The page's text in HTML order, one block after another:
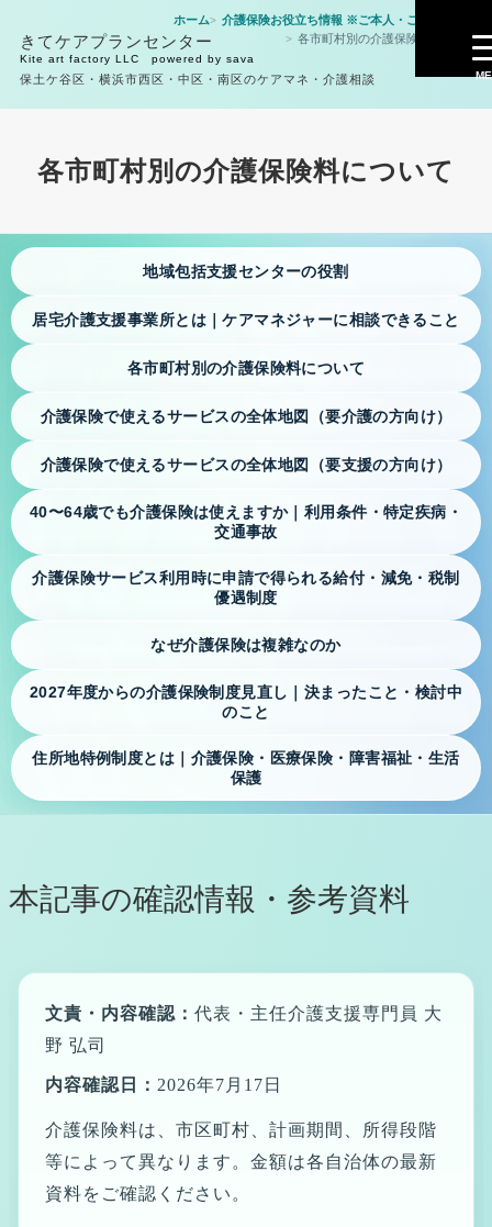
きてケアプランセンター
Kite art factory LLC powered by sava
保土ケ谷区・横浜市西区・中区・南区のケアマネ・介護相談
各市町村別の介護保険料について
地域包括支援センターの役割
居宅介護支援事業所とは｜ケアマネジャーに相談できること
各市町村別の介護保険料について
介護保険で使えるサービスの全体地図（要介護の方向け）
介護保険で使えるサービスの全体地図（要支援の方向け）
40〜64歳でも介護保険は使えますか｜利用条件・特定疾病・
交通事故
介護保険サービス利用時に申請で得られる給付・減免・税制
優遇制度
なぜ介護保険は複雑なのか
2027年度からの介護保険制度見直し｜決まったこと・検討中
のこと
住所地特例制度とは｜介護保険・医療保険・障害福祉・生活
保護
ホーム
介護保険お役立ち情報 ※ご本人・ご家族様向け
各市町村別の介護保険料について
提供サービス
きてケアプランセンター居宅介護支援事業所
重要事項説明書・居宅介護支援
個人情報保護規定・きてケアプランセンター
サービス提供の流れ・ケアプラン作成まで
介護保険申請・要介護認定の相談
退院前後の支援｜病院から在宅生活へつなぐ準備
病院や介護サービスとの連絡｜自宅で暮らすための相談
リンク集
交通のご案内
Kite art factory LLC プライバシーポリシー
Prologue プロローグ
介護保険お役立ち情報 ※ご本人・ご家族様向
居宅介護支援事業所とは｜ケアマネジャーに相談できる
介護保険で使えるサービスの全体地図（要介護の方向
け）
け）
40〜64歳でも介護保険は使えますか｜利用条件・特定疾
本記事の確認情報・参考資料
文責・内容確認： 代表・主任介護支援専門員 大
野 弘司
内容確認日： 2026年7月17日
介護保険料は、市区町村、計画期間、所得段階
等によって異なります。金額は各自治体の最新
資料をご確認ください。